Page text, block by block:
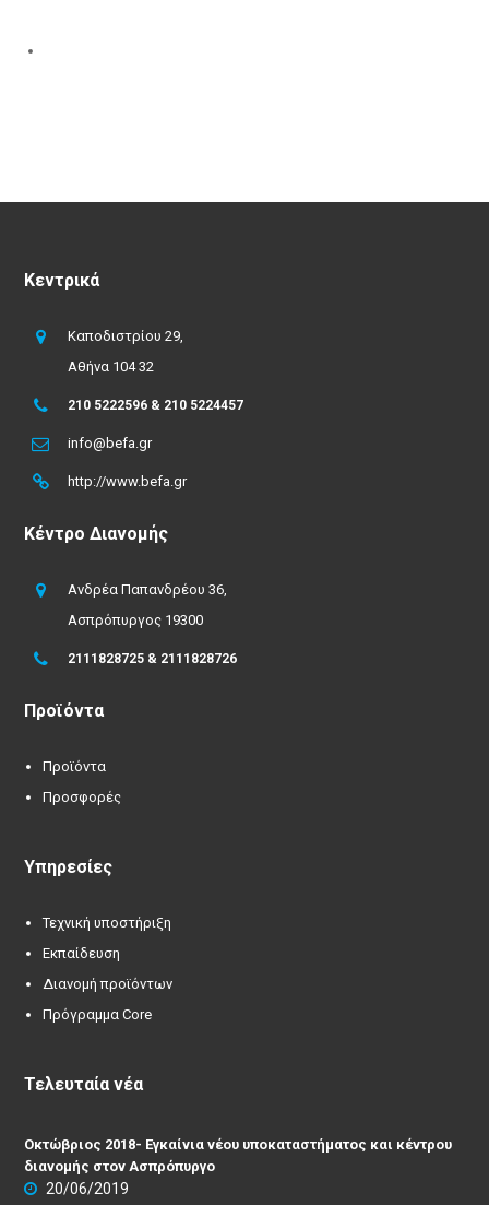
Κεντρικά
Καποδιστρίου 29,
Αθήνα 104 32
210 5222596 & 210 5224457
info@befa.gr
http://www.befa.gr
Κέντρο Διανομής
Ανδρέα Παπανδρέου 36,
Ασπρόπυργος 19300
2111828725 & 2111828726
Προϊόντα
Προϊόντα
Προσφορές
Υπηρεσίες
Τεχνική υποστήριξη
Εκπαίδευση
Διανομή προϊόντων
Πρόγραμμα Core
Τελευταία νέα
Οκτώβριος 2018- Εγκαίνια νέου υποκαταστήματος και κέντρου
διανομής στον Ασπρόπυργο
20/06/2019